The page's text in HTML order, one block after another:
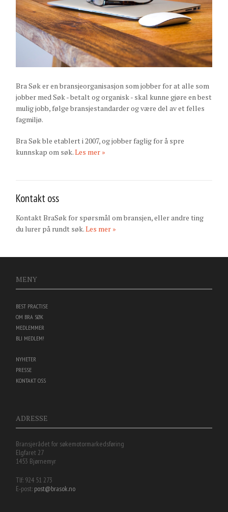
Bra Søk er en bransjeorganisasjon som jobber for at alle som
jobber med Søk - betalt og organisk - skal kunne gjøre en best
mulig jobb, følge bransjestandarder og være del av et felles
fagmiljø.
Bra Søk ble etablert i 2007, og jobber faglig for å spre
kunnskap om søk.Les mer »
Kontakt oss
Kontakt BraSøk for spørsmål om bransjen, eller andre ting
du lurer på rundt søk.Les mer »
MENY
BEST PRACTISE
OM BRA SØK
MEDLEMMER
BLI MEDLEM!
NYHETER
PRESSE
KONTAKT OSS
ADRESSE
Bransjerådet for søkemotormarkedsføring
Elgfaret 27
1453 Bjørnemyr
Tlf: 924 51 273
E-post: post@brasok.no